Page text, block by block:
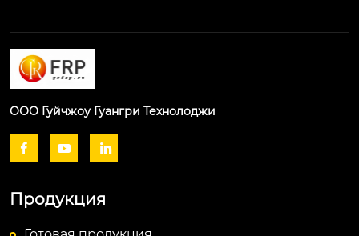
ООО Гуйчжоу Гуангри Технолоджи
  
Продукция